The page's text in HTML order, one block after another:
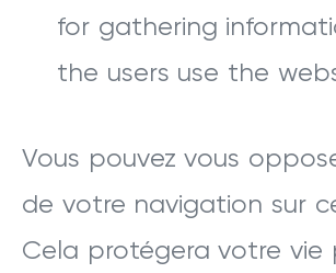
for gathering
the users use the
Vous pouvez vous
de votre navigation sur
Cela protégera votre vie